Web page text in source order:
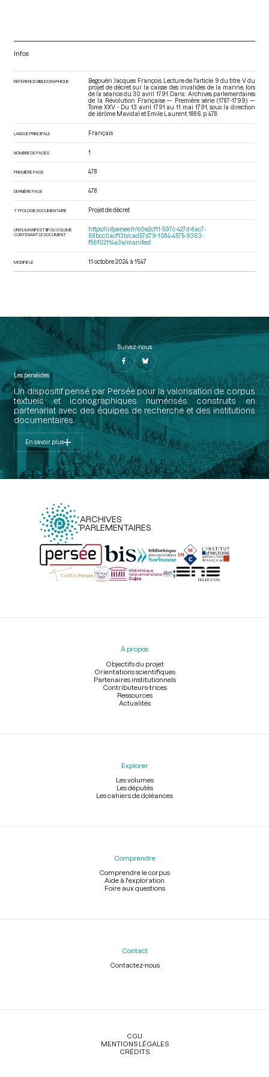
Infos
RÉFÉRENCE BIBLIOGRAPHIQUE
Begouën Jacques François. Lecture de l'article 9 du titre V du
projet de décret sur la caisse des invalides de la marine, lors
de la séance du 30 avril 1791. Dans : Archives parlementaires
de la Révolution Française — Première série (1787-1799) —
Tome XXV - Du 13 avril 1791 au 11 mai 1791 , sous la direction
de Jérôme Mavidal et Emile Laurent. 1886. p. 478.
LANGUE PRINCIPALE Français
NOMBRE DE PAGES 1
PREMIÈRE PAGE 478
DERNIÈRE PAGE 478
TYPOLOGIE DOCUMENTAIRE Projet de décret
URI DU MANIFEST IIIF DU VOLUME
CONTENANT LE DOCUMENT
https://iiif.persee.fr/b0e2cf11-597c-427d-8ac7-
68bcc0acf13b/cad57d79-1084-4575-9363-
f56f02114a3a/manifest
MODIFIÉ LE 11 octobre 2024 à 15:47
Suivez-nous
Les perséides
Un dispositif pensé par Persée pour la valorisation de corpus
textuels et iconographiques numérisés construits en
partenariat avec des équipes de recherche et des institutions
documentaires.
En savoir plus
ARCHIVES
PARLEMENTAIRES
Menu
À propos
Objectifs du projet
Orientations scientifiques
Partenaires institutionnels
Contributeurs-trices
Ressources
Actualités
Explorer
Les volumes
Les députés
Les cahiers de doléances
Comprendre
Comprendre le corpus
Aide à l'exploration
Foire aux questions
Contact
Contactez-nous
Légal
CGU
MENTIONS LÉGALES
CRÉDITS